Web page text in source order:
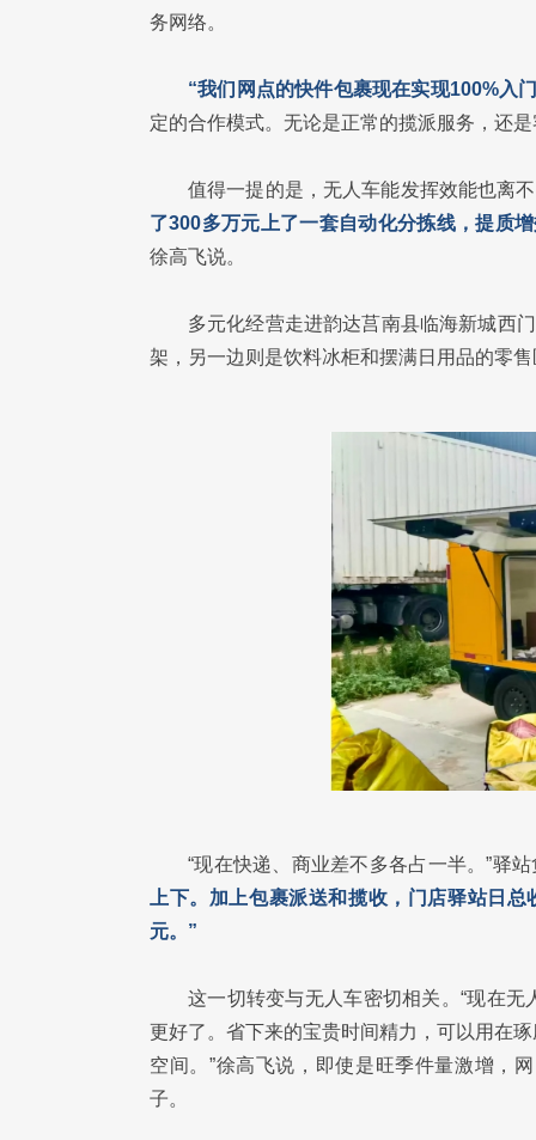
务网络。
“我们网点的快件包裹现在实现100%入
定的合作模式。无论是正常的揽派服务，还
值得一提的是，无人车能发挥效能也离
了300多万元上了一套自动化分拣线，提质
徐高飞说。
多元化经营走进韵达莒南县临海新城西
架，另一边则是饮料冰柜和摆满日用品的零
“现在快递、商业差不多各占一半。”驿
上下。加上包裹派送和揽收，门店驿站日
元。”
这一切转变与无人车密切相关。“现在
更好了。省下来的宝贵时间精力，可以用在
空间。”徐高飞说，即使是旺季件量激增，
子。